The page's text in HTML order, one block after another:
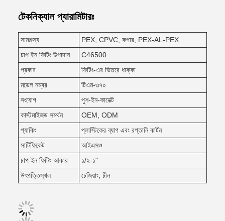
টেকনিক্যাল প্যারামিটারঃ
সামঞ্জস্য
PEX, CPVC, কপার, PEX-AL-PEX
চাপ ইন ফিটিং উপাদান
C46500
প্রকার
ফিটিং-এর ভিতরে ধাক্কা
মডেল নম্বর
টিএম-৩৭০
সংযোগ
পুশ-ইন-কানেক্ট
কাস্টমাইজড সমর্থন
OEM, ODM
প্যাকিং
প্লাস্টিকের ব্যাগ এবং রপ্তানি কার্টন
সার্টিফিকেট
আইএসও
চাপ ইন ফিটিং আকার
১/২-১"
উৎপত্তিস্থল
চেজিয়াং, চীন